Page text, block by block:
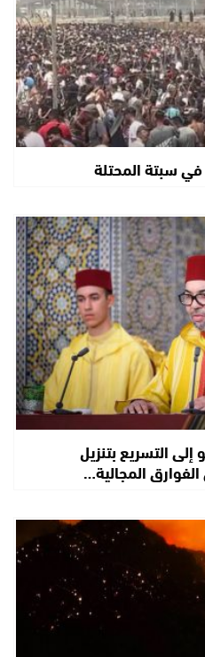
سبتة المحتلة
التسريع بتنزيل
المجالية…